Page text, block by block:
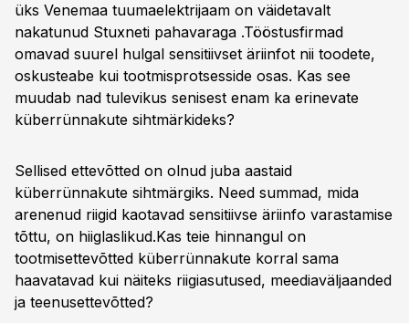
üks Venemaa tuumaelektrijaam on väidetavalt
nakatunud Stuxneti pahavaraga .Tööstusfirmad
omavad suurel hulgal sensitiivset äriinfot nii toodete,
oskusteabe kui tootmisprotsesside osas. Kas see
muudab nad tulevikus senisest enam ka erinevate
küberrünnakute sihtmärkideks?
Sellised ettevõtted on olnud juba aastaid
küberrünnakute sihtmärgiks. Need summad, mida
arenenud riigid kaotavad sensitiivse äriinfo varastamise
tõttu, on hiiglaslikud.Kas teie hinnangul on
tootmisettevõtted küberrünnakute korral sama
haavatavad kui näiteks riigiasutused, meediaväljaanded
ja teenusettevõtted?